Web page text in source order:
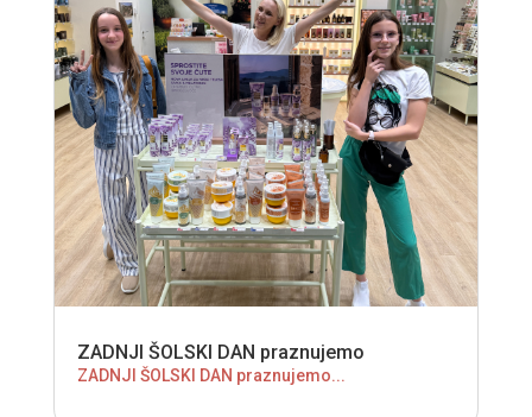
ZADNJI ŠOLSKI DAN praznujemo
ZADNJI ŠOLSKI DAN praznujemo...